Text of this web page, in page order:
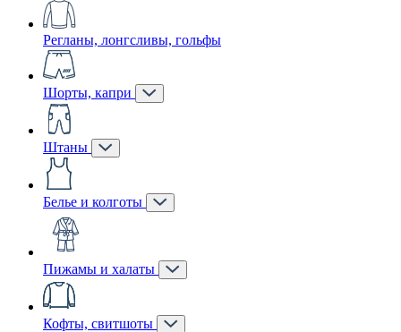
Регланы, лонгсливы, гольфы
Шорты, капри
Штаны
Белье и колготы
Пижамы и халаты
Кофты, свитшоты